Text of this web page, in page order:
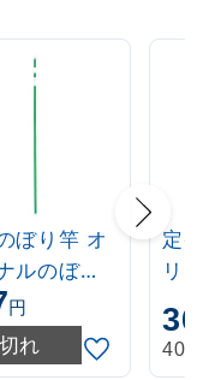
ぼり竿 オ
ルのぼり
1.6～3m
緑
円
れ
定
リ
ポ
伸
403